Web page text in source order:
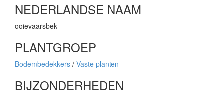
NEDERLANDSE NAAM
ooievaarsbek
PLANTGROEP
Bodembedekkers / Vaste planten
BIJZONDERHEDEN